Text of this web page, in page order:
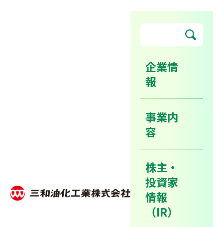
企業情
報
事業内
容
株主・
投資家
情報
（IR）
世界鋳造展示会inNAGOYAに
2016年05月24日